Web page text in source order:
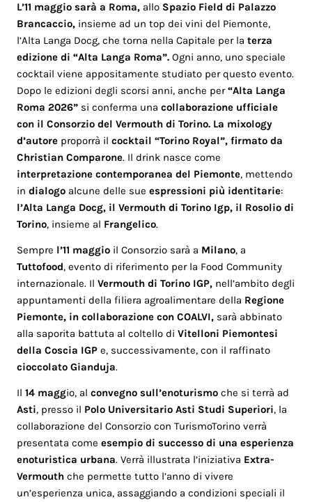
L’11 maggio sarà a Roma, allo Spazio Field di Palazzo
Brancaccio, insieme ad un top dei vini del Piemonte,
l’Alta Langa Docg, che torna nella Capitale per laterza
edizione di “Alta Langa Roma”.Ogni anno, uno speciale
cocktail viene appositamente studiato per questo evento.
Dopo le edizioni degli scorsi anni, anche per“Alta Langa
Roma 2026” si conferma unacollaborazione ufficiale
con il Consorzio del Vermouth di Torino. La mixology
d’autore proporrà ilcocktail “Torino Royal”, firmato da
Christian Comparone. Il drink nasce come
interpretazione contemporanea del Piemonte, mettendo
indialogo alcune delle sueespressioni più identitarie:
l’Alta Langa Docg, il Vermouth di Torino Igp, il Rosolio di
Torino, insieme al Frangelico.
Sempre l’11 maggio il Consorzio sarà a Milano, a
Tuttofood, evento di riferimento per la Food Community
internazionale. IlVermouth di Torino IGP, nell’ambito degli
appuntamenti della filiera agroalimentare della Regione
Piemonte, in collaborazione con COALVI, sarà abbinato
alla saporita battuta al coltello diVitelloni Piemontesi
della Coscia IGPe, successivamente, con il raffinato
cioccolato Gianduja.
Il14 maggio, alconvegno sull’enoturismoche si terrà ad
Asti, presso il Polo Universitario Asti Studi Superiori, la
collaborazione del Consorzio con TurismoTorino verrà
presentata comeesempio di successo di una esperienza
enoturistica urbana. Verrà illustrata l’iniziativa Extra-
Vermouthche permette tutto l’anno di vivere
un’esperienza unica, assaggiando a condizioni speciali il